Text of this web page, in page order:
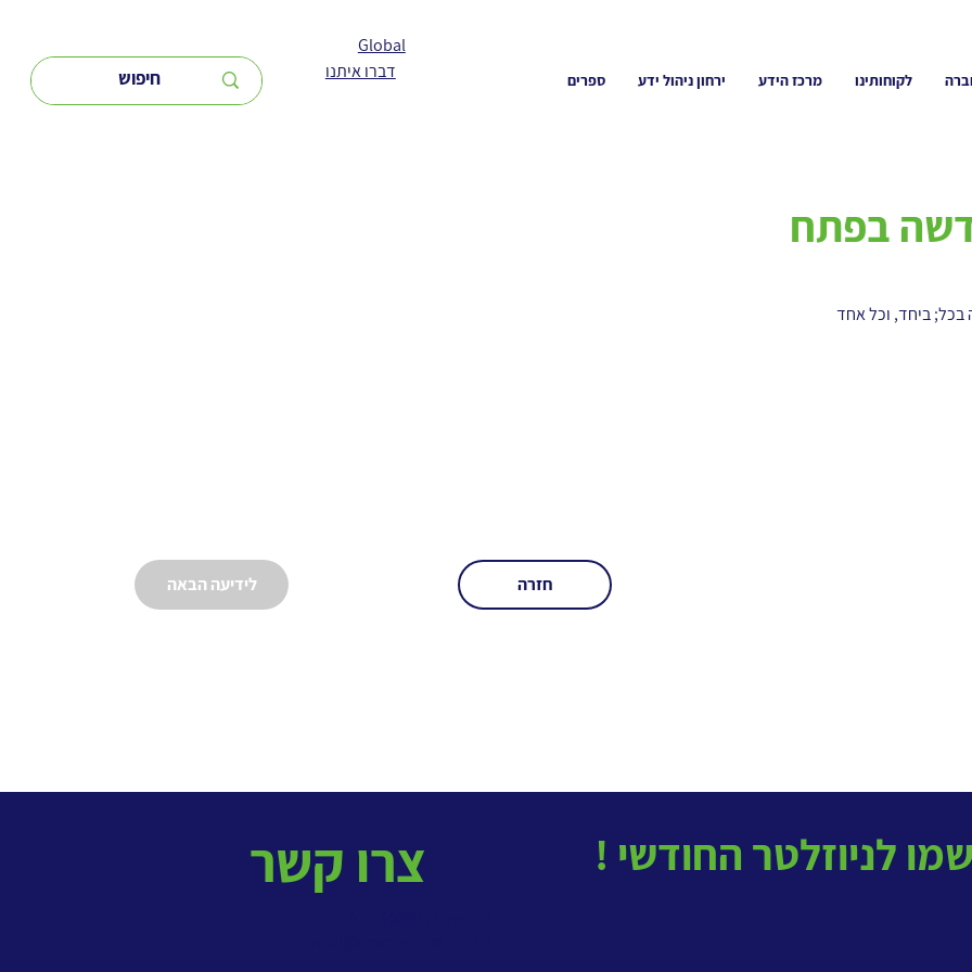
Global
לקוחותינו מרכז הידע ירחון ניהול ידע ספרים דברו איתנו
בכל; ביחד, וכל אחד
חזרה לידיעה הבאה
צרו קשר